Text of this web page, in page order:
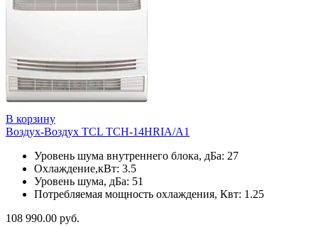
В корзину
Воздух-Воздух TCL TCH-14HRIA/A1
Уровень шума внутреннего блока, дБа: 27
Охлаждение,кВт: 3.5
Уровень шума, дБа: 51
Потребляемая мощность охлаждения, Квт: 1.25
108 990.00 руб.